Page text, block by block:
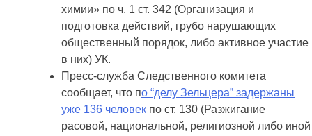
химии» по ч. 1 ст. 342 (Организация и
подготовка действий, грубо нарушающих
общественный порядок, либо активное участие
в них) УК.
Пресс-служба Следственного комитета
сообщает, что по “делу Зельцера” задержаны
уже 136 человек по ст. 130 (Разжигание
расовой, национальной, религиозной либо иной